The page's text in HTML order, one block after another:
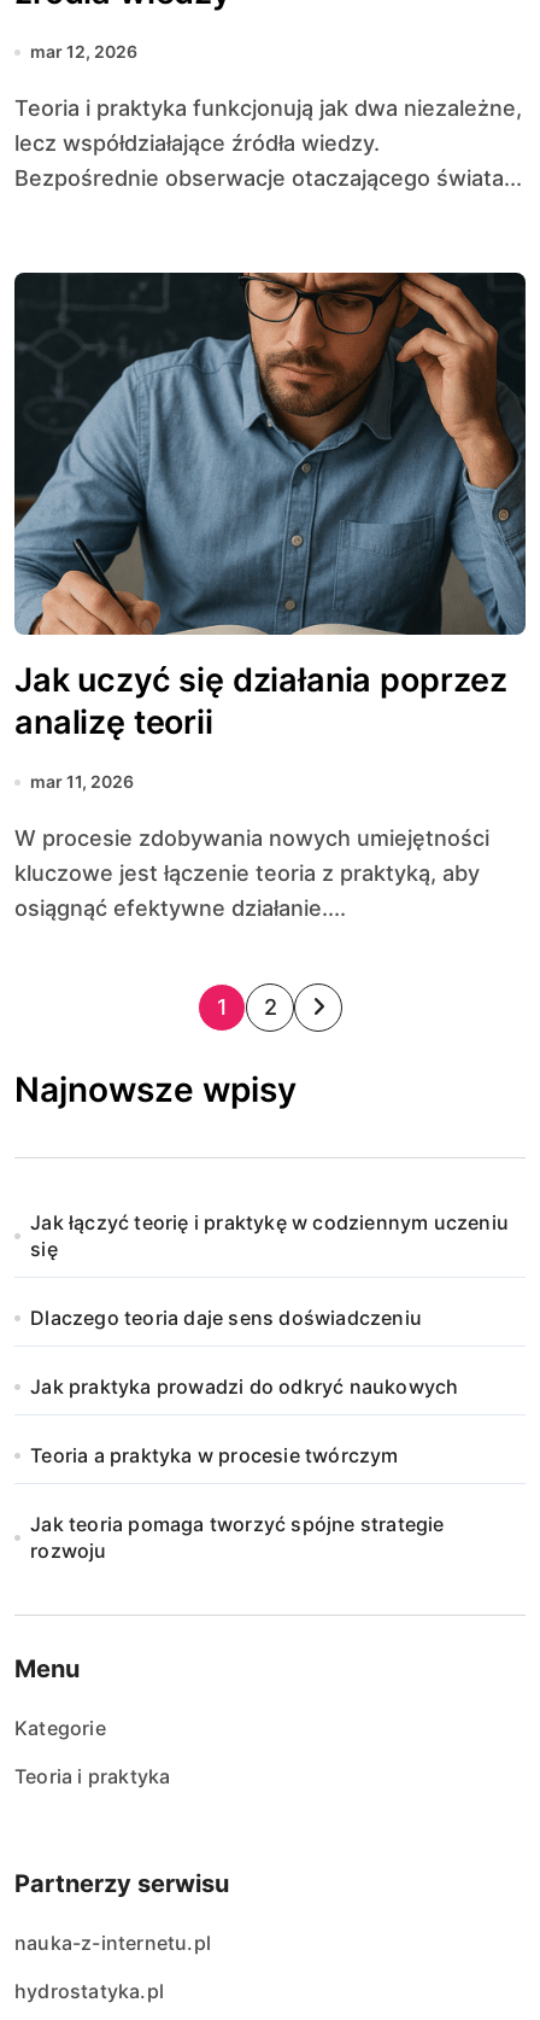
mar 12, 2026
Teoria i praktyka funkcjonują jak dwa niezależne,
lecz współdziałające źródła wiedzy.
Bezpośrednie obserwacje otaczającego świata...
Jak uczyć się działania poprzez
analizę teorii
mar 11, 2026
W procesie zdobywania nowych umiejętności
kluczowe jest łączenie teoria z praktyką, aby
osiągnąć efektywne działanie....
S
r
o
n
c
o
w
a
w
1 2
Najnowsze wpisy
Jak łączyć teorię i praktykę w codziennym uczeniu
się
Dlaczego teoria daje sens doświadczeniu
Jak praktyka prowadzi do odkryć naukowych
Teoria a praktyka w procesie twórczym
Jak teoria pomaga tworzyć spójne strategie
rozwoju
Menu
Kategorie
Teoria i praktyka
Partnerzy serwisu
nauka-z-internetu.pl
hydrostatyka.pl